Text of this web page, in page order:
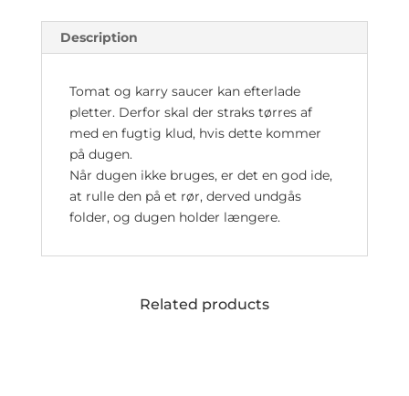
Description
Tomat og karry saucer kan efterlade
pletter. Derfor skal der straks tørres af
med en fugtig klud, hvis dette kommer
på dugen.
Når dugen ikke bruges, er det en god ide,
at rulle den på et rør, derved undgås
folder, og dugen holder længere.
Related products